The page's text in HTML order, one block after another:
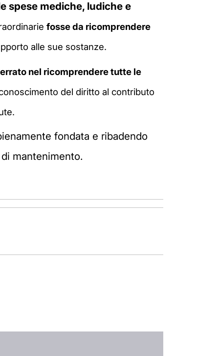
spese mediche, ludiche e
fosseda ricomprendere
alle sue sostanze.
errato nel ricomprendere tutte le
del diritto al contributo
fondata e ribadendo
mantenimento.